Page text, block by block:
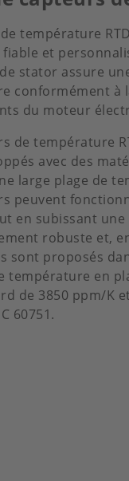
température
et
stator assure
conformément à
du moteur
de température
avec des
large plage de
peuvent
en subissant
robuste et,
sont proposés
température en
de 3850 ppm/K
60751.